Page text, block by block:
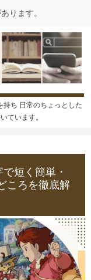
持ち 日常のちょっとした
ています。
短く簡単・
ころを徹底解